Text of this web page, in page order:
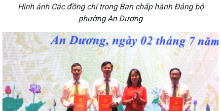
Hình ảnh Các đồng chí trong Ban chấp hành Đảng bộ
phường An Dương